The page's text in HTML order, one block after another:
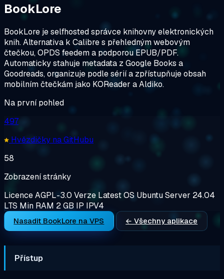
BookLore
BookLore je selfhosted správce knihovny elektronických
knih. Alternativa k Calibre s přehledným webovým
čtečkou, OPDS feedem a podporou EPUB/PDF.
Automaticky stahuje metadata z Google Books a
Goodreads, organizuje podle sérií a zpřístupňuje obsah
mobilním čtečkám jako KOReader a Aldiko.
Na první pohled
497
Hvězdičky na GitHubu
58
Zobrazení stránky
LicenceAGPL-3.0 Verze LatestOS Ubuntu Server 24.04
LTS Min RAM 2 GB IP IPV4
Nasadit BookLore na VPS ← Všechny aplikace
Přístup